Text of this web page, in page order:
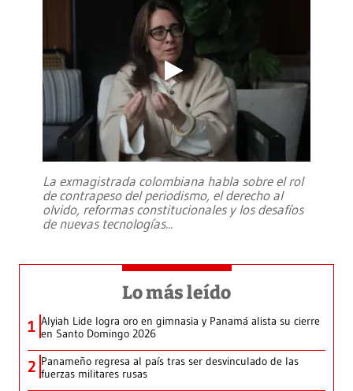
La exmagistrada colombiana habla sobre el rol
de contrapeso del periodismo, el derecho al
olvido, reformas constitucionales y los desafíos
de nuevas tecnologías...
Lo más leído
1 Alyiah Lide logra oro en gimnasia y Panamá alista su cierre
en Santo Domingo 2026
2 Panameño regresa al país tras ser desvinculado de las
fuerzas militares rusas